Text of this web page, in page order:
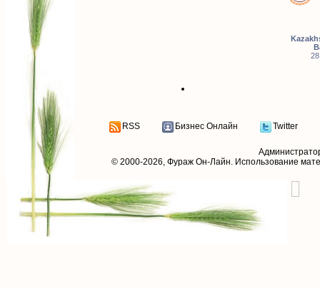
RSS Бизнес Онлайн Twitter
© 2000-2026, Фураж Он-Лайн. Использование